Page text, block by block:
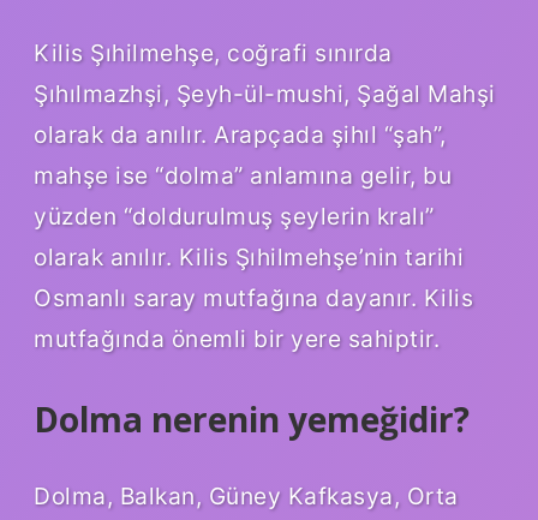
Kilis Şıhilmehşe, coğrafi sınırda
Şıhılmazhşi, Şeyh-ül-mushi, Şağal Mahşi
olarak da anılır. Arapçada şihıl “şah”,
mahşe ise “dolma” anlamına gelir, bu
yüzden “doldurulmuş şeylerin kralı”
olarak anılır. Kilis Şıhilmehşe’nin tarihi
Osmanlı saray mutfağına dayanır. Kilis
mutfağında önemli bir yere sahiptir.
Dolma nerenin yemeğidir?
Dolma, Balkan, Güney Kafkasya, Orta